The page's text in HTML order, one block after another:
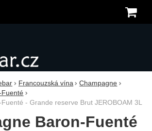
Francouzská vína
Champagne
Fuenté
- Grande reserve Brut JEROBOAM 3L
Baron-Fuenté